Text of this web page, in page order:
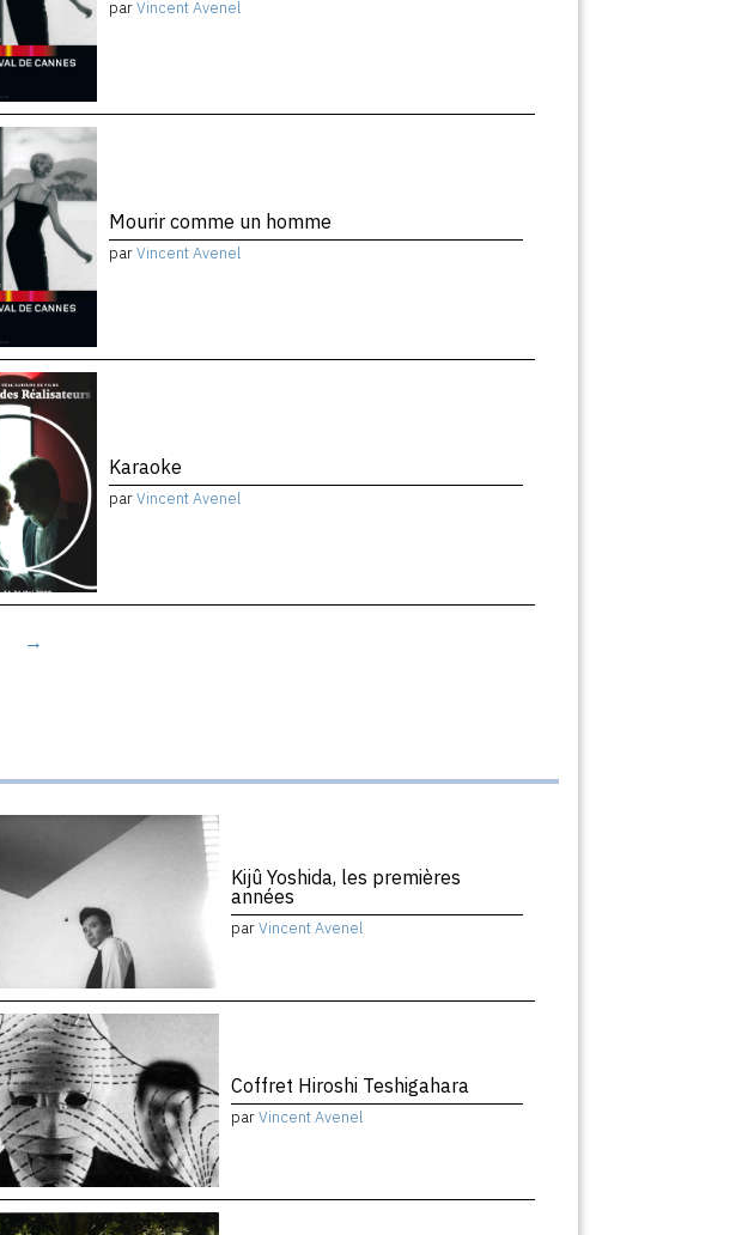
parVincent Avenel
Mourir comme un homme
parVincent Avenel
Karaoke
parVincent Avenel
→
Kijû Yoshida, les premières
années
parVincent Avenel
Coffret Hiroshi Teshigahara
parVincent Avenel